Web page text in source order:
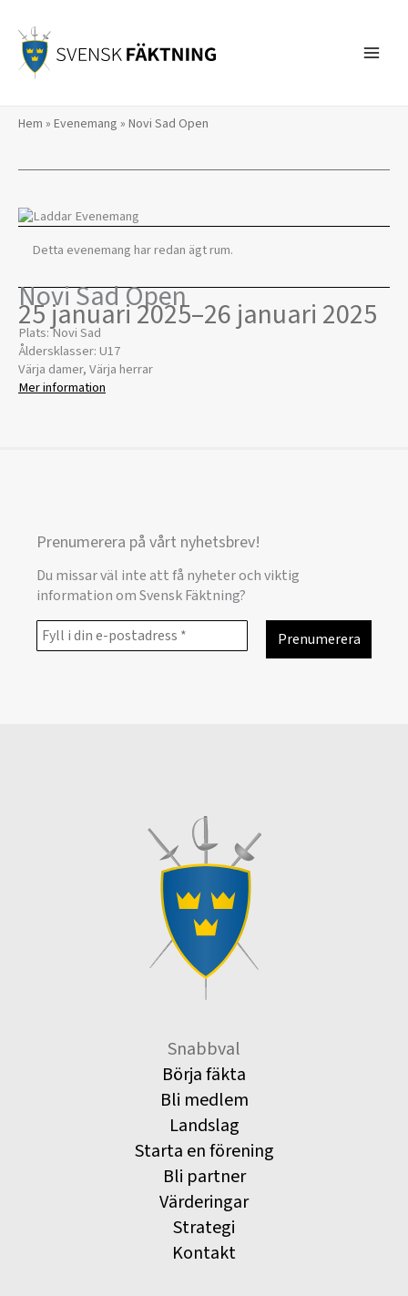
innehåll
Hem » Evenemang » Novi Sad Open
Detta evenemang har redan ägt rum.
Novi Sad Open
25 januari 2025–26 januari 2025
Plats: Novi Sad
Åldersklasser: U17
Värja damer, Värja herrar
Mer information
Prenumerera på vårt nyhetsbrev!
Du missar väl inte att få nyheter och viktig
information om Svensk Fäktning?
Snabbval
Börja fäkta
Bli medlem
Landslag
Starta en förening
Bli partner
Värderingar
Strategi
Kontakt